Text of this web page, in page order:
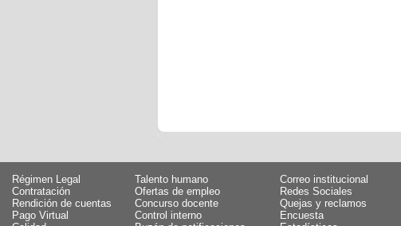
Régimen Legal
Talento humano
Contratación
Ofertas de empleo
Rendición de cuentas
Concurso docente
Pago Virtual
Control interno
Correo institucional
Redes Sociales
Quejas y reclamos
Encuesta